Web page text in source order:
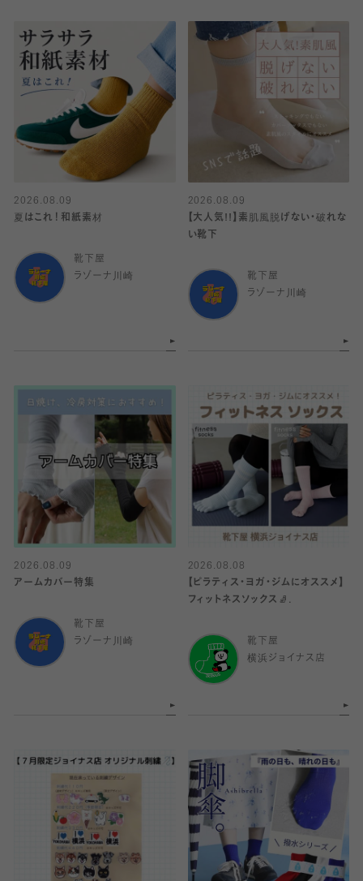
2026.08.09
夏はこれ！和紙素材
靴下屋
ラゾーナ川崎
2026.08.09
【大人気!!】素肌風脱げない・破れな
い靴下
靴下屋
ラゾーナ川崎
2026.08.09
アームカバー特集
靴下屋
ラゾーナ川崎
2026.08.08
【ピラティス・ヨガ・ジムにオススメ】
フィットネスソックス🧦.
靴下屋
横浜ジョイナス店